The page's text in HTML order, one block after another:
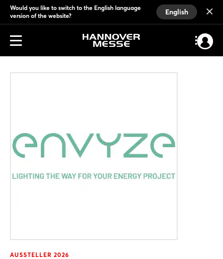
Would you like to switch to the English language
version of the website?
English
AUSSTELLER 2026
Strategie
Klarheit schaffen in komplexen